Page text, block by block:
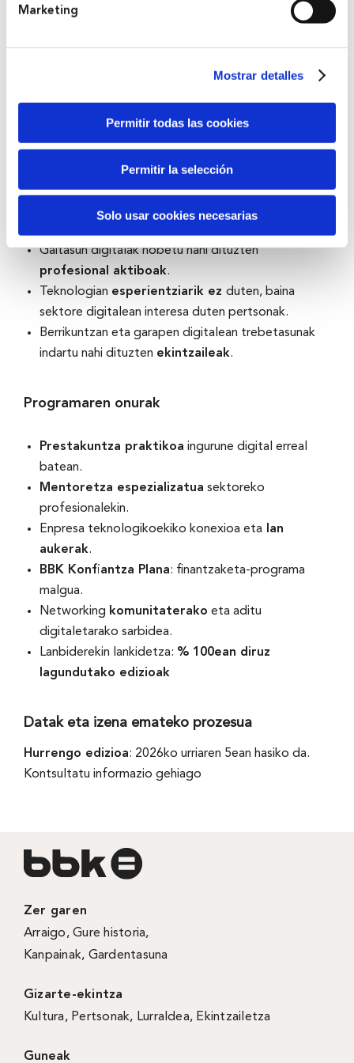
Marketing
Mostrar detalles
Permitir todas las cookies
Permitir la selección
Solo usar cookies necesarias
programatzea eta garatzea.
posizionamendua.
Nori dago zuzenduta
nahi duten pertsonei zuzenduta dago, honako hauek
Teknologiaren alorrean lan aukerak bilatzen duten
Gaitasun digitalak hobetu nahi dituzten
profesional aktiboak.
Teknologian esperientziarik ez duten, baina
sektore digitalean interesa duten pertsonak.
Berrikuntzan eta garapen digitalean trebetasunak
indartu nahi dituzten ekintzaileak.
Programaren onurak
Prestakuntza praktikoa ingurune digital erreal
batean.
Mentoretza espezializatua sektoreko
profesionalekin.
Enpresa teknologikoekiko konexioa etalan
aukerak.
BBK Konfiantza Plana: finantzaketa-programa
malgua.
Networking komunitaterako eta aditu
digitaletarako sarbidea.
Lanbiderekin lankidetza: % 100ean diruz
lagundutako edizioak
Datak eta izena emateko prozesua
Hurrengo edizioa: 2026ko urriaren 5ean hasiko da.
Kontsultatu informazio gehiago
Zer garen
Arraigo,Gure historia,
Kanpainak, Gardentasuna
Gizarte-ekintza
Kultura, Pertsonak, Lurraldea, Ekintzailetza
Guneak